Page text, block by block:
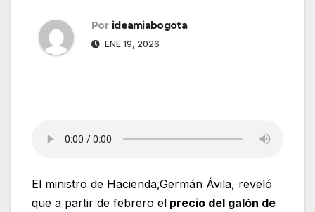
Por ideamiabogota
ENE 19, 2026
El ministro de Hacienda,Germán Ávila, reveló
que a partir de febrero el precio del galón de